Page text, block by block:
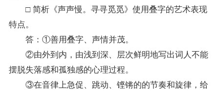
□ 简析《声声慢。寻寻觅觅》使用叠字的艺术表现
特点。
答：①善用叠字、声情并茂。
②由外到内，由浅到深、层次鲜明地写出词人不能
摆脱失落感和孤独感的心理过程。
③在音律上急促、跳动、铿锵的的节奏和旋律，给